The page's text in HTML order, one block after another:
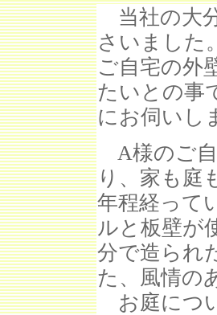
当社の大
さいました
ご自宅の外
たいとの事
にお伺いし
A様のご自
り、家も庭
年程経って
ルと板壁が
分で造られ
た、風情の
お庭につ